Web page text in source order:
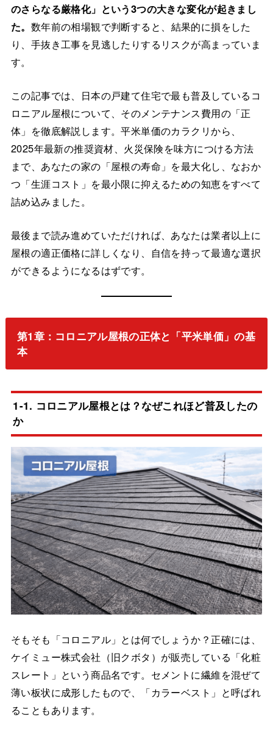
のさらなる厳格化」という3つの大きな変化が起きまし
た。 数年前の相場観で判断すると、結果的に損をした
り、手抜き工事を見逃したりするリスクが高まっていま
す。
この記事では、日本の戸建て住宅で最も普及しているコ
ロニアル屋根について、そのメンテナンス費用の「正
体」を徹底解説します。平米単価のカラクリから、
2025年最新の推奨資材、火災保険を味方につける方法
まで、あなたの家の「屋根の寿命」を最大化し、なおか
つ「生涯コスト」を最小限に抑えるための知恵をすべて
詰め込みました。
最後まで読み進めていただければ、あなたは業者以上に
屋根の適正価格に詳しくなり、自信を持って最適な選択
ができるようになるはずです。
第1章：コロニアル屋根の正体と「平米単価」の基
本
1-1. コロニアル屋根とは？なぜこれほど普及したの
か
そもそも「コロニアル」とは何でしょうか？正確には、
ケイミュー株式会社（旧クボタ）が販売している「化粧
スレート」という商品名です。セメントに繊維を混ぜて
薄い板状に成形したもので、「カラーベスト」と呼ばれ
ることもあります。